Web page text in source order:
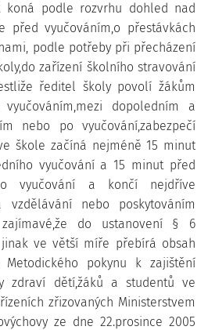
koná podle rozvrhu dohled nad
před vyučováním,o přestávkách
podle potřeby při přecházení
zařízení školního stravování
ředitel školy povolí žákům
dopoledním a
nebo po vyučování,zabezpečí
škole začíná nejméně 15 minut
vyučování a 15 minut před
vyučování a končí nejdříve
vzdělávání nebo poskytováním
do ustanovení § 6
ve větší míře přebírá obsah
pokynu k zajištění
zdraví dětí,žáků a studentů ve
zřizovaných Ministerstvem
ze dne 22.prosince 2005